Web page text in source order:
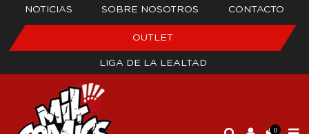
NOTICIAS SOBRE NOSOTROS CONTACTO
OUTLET
LIGA DE LA LEALTAD
0